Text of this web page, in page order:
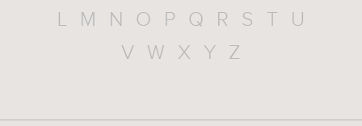
L
M N O P Q R S T
U
V
W X Y Z